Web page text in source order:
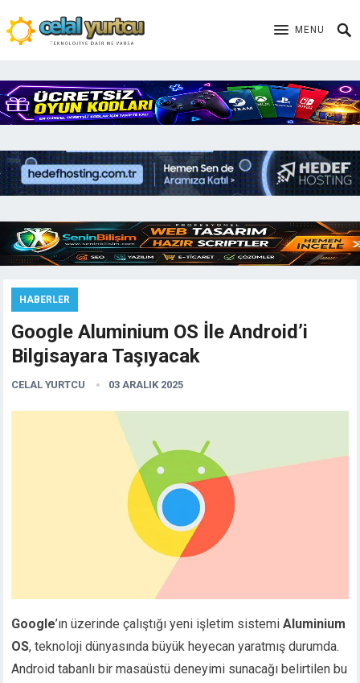
MENU
HABERLER
Google Aluminium OS İle Android’i
Bilgisayara Taşıyacak
CELAL YURTCU 03 ARALIK 2025
Google’ın üzerinde çalıştığı yeni işletim sistemiAluminium
OS, teknoloji dünyasında büyük heyecan yaratmış durumda.
Android tabanlı bir masaüstü deneyimi sunacağı belirtilen bu